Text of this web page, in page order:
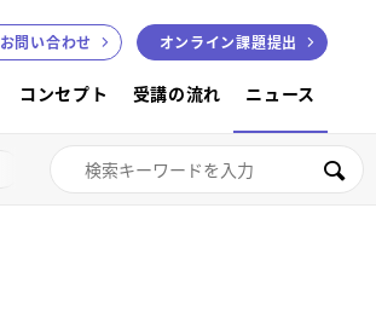
コンセプト 受講の流れ ニュース
お問い合わせ オンライン課題提出
絵本講座 色鉛筆画